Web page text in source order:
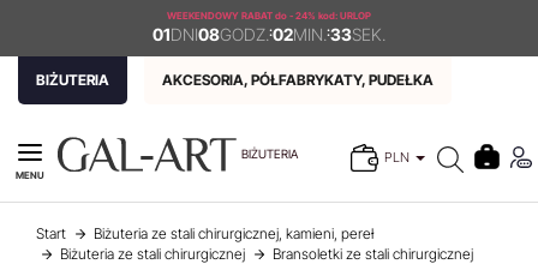
WEEKENDOWY RABAT do - 24% kod: URLOP
01DNI08GODZ. :02MIN. :33SEK.
BIŻUTERIA AKCESORIA, PÓŁFABRYKATY, PUDEŁKA
BIŻUTERIA PLN
MENU
Start
Biżuteria ze stali chirurgicznej, kamieni, pereł
Biżuteria ze stali chirurgicznej
Bransoletki ze stali chirurgicznej